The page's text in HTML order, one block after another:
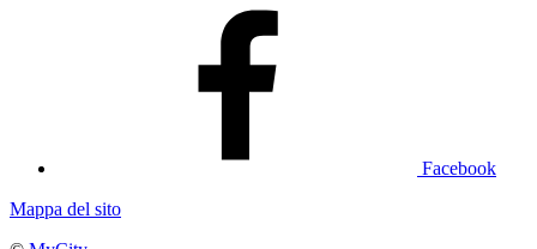
Facebook
Mappa del sito